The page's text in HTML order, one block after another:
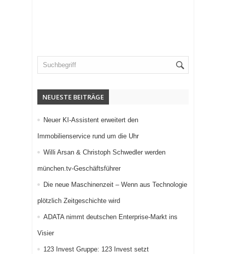
NEUESTE BEITRÄGE
Neuer KI-Assistent erweitert den
Immobilienservice rund um die Uhr
Willi Arsan & Christoph Schwedler werden
münchen.tv-Geschäftsführer
Die neue Maschinenzeit – Wenn aus Technologie
plötzlich Zeitgeschichte wird
ADATA nimmt deutschen Enterprise-Markt ins
Visier
123 Invest Gruppe: 123 Invest setzt